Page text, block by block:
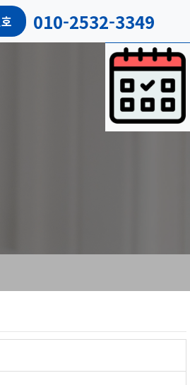
010-2532-3349